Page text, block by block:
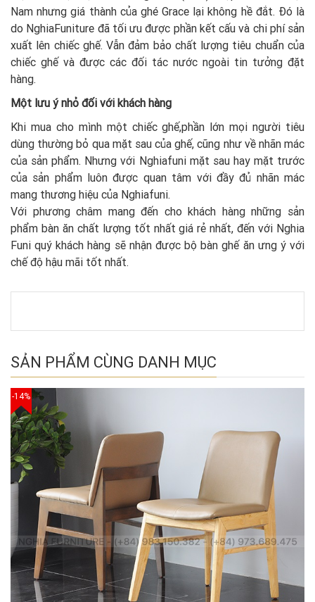
Nam nhưng giá thành của ghé Grace lại không hề đắt. Đó là
do NghiaFuniture đã tối ưu được phần kết cấu và chi phí sản
xuất lên chiếc ghế. Vẫn đảm bảo chất lượng tiêu chuẩn của
chiếc ghế và được các đối tác nước ngoài tin tưởng đặt
hàng.
Một lưu ý nhỏ đối với khách hàng
Khi mua cho mình một chiếc ghế,phần lớn mọi người tiêu
dùng thường bỏ qua mặt sau của ghế, cũng như về nhãn mác
của sản phẩm. Nhưng với Nghiafuni mặt sau hay mặt trước
của sản phẩm luôn được quan tâm với đầy đủ nhãn mác
mang thương hiệu của Nghiafuni.
Với phương châm mang đến cho khách hàng những sản
phẩm bàn ăn chất lượng tốt nhất giá rẻ nhất, đến với Nghia
Funi quý khách hàng sẽ nhận được bộ bàn ghế ăn ưng ý với
chế độ hậu mãi tốt nhất.
SẢN PHẨM CÙNG DANH MỤC
-14%